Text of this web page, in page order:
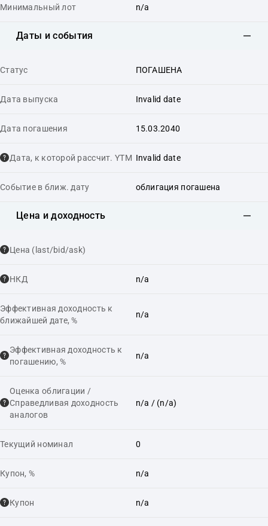
Минимальный лот n/a
Даты и события
Статус ПОГАШЕНА
Дата выпуска Invalid date
Дата погашения 15.03.2040
Дата, к которой рассчит. YTM Invalid date
Событие в ближ. дату облигация погашена
Цена и доходность
Цена (last/bid/ask)
НКД n/a
Эффективная доходность к
ближайшей дате, %
n/a
Эффективная доходность к
погашению, %
n/a
Оценка облигации /
Справедливая доходность
аналогов
n/a / (n/a)
Текущий номинал 0
Купон, % n/a
Купон n/a